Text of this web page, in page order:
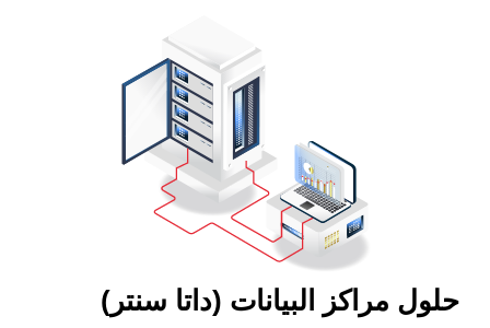
حلول مراكز البيانات (داتا سنتر)